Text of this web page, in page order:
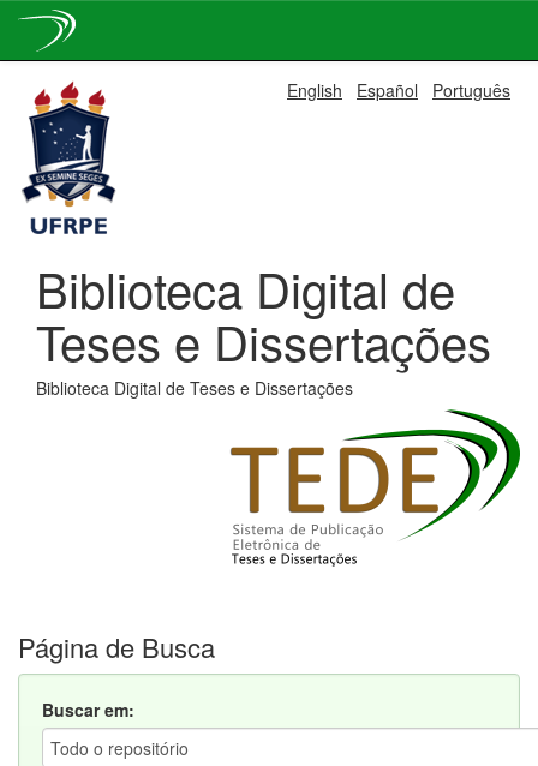
navigation
English Español Português
Biblioteca Digital de
Teses e Dissertações
Biblioteca Digital de Teses e Dissertações
Página de Busca
Buscar em: